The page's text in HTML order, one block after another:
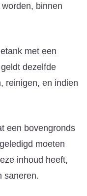
binnen
met een
dezelfde
reinigen, en indien
een bovengronds
moeten
inhoud heeft,
saneren.